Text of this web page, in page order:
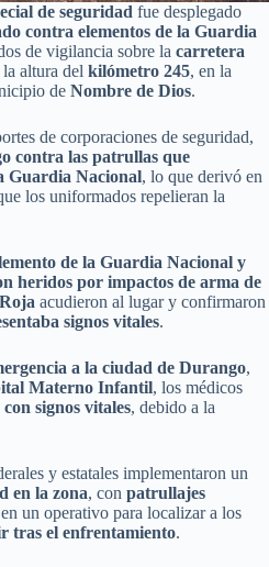
de seguridad fue desplegado
contra elementos de la Guardia
de vigilancia sobre la carretera
la altura del kilómetro 245, en la
de Nombre de Dios.
de corporaciones de seguridad,
contra las patrullas que
Guardia Nacional, lo que derivó en
los uniformados repelieran la
de la Guardia Nacional y
heridos por impactos de arma de
acudieron al lugar y confirmaron
signos vitales.
a la ciudad de Durango,
Materno Infantil, los médicos
signos vitales, debido a la
y estatales implementaron un
en la zona, con patrullajes
un operativo para localizar a los
tras el enfrentamiento.